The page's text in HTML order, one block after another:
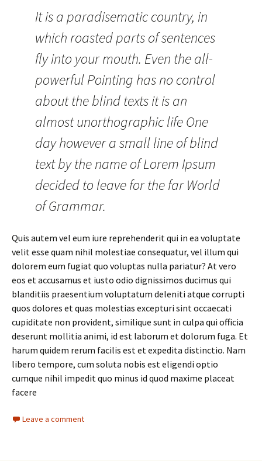
It is a paradisematic country, in
which roasted parts of sentences
fly into your mouth. Even the all-
powerful Pointing has no control
about the blind texts it is an
almost unorthographic life One
day however a small line of blind
text by the name of Lorem Ipsum
decided to leave for the far World
of Grammar.
Quis autem vel eum iure reprehenderit qui in ea voluptate
velit esse quam nihil molestiae consequatur, vel illum qui
dolorem eum fugiat quo voluptas nulla pariatur? At vero
eos et accusamus et iusto odio dignissimos ducimus qui
blanditiis praesentium voluptatum deleniti atque corrupti
quos dolores et quas molestias excepturi sint occaecati
cupiditate non provident, similique sunt in culpa qui officia
deserunt mollitia animi, id est laborum et dolorum fuga. Et
harum quidem rerum facilis est et expedita distinctio. Nam
libero tempore, cum soluta nobis est eligendi optio
cumque nihil impedit quo minus id quod maxime placeat
facere
Leave a comment